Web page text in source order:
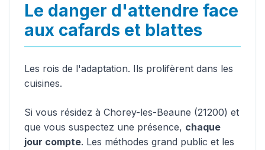
Le danger d'attendre face
aux cafards et blattes
Les rois de l'adaptation. Ils prolifèrent dans les
cuisines.
Si vous résidez à Chorey-les-Beaune (21200) et
que vous suspectez une présence, chaque
jour compte. Les méthodes grand public et les